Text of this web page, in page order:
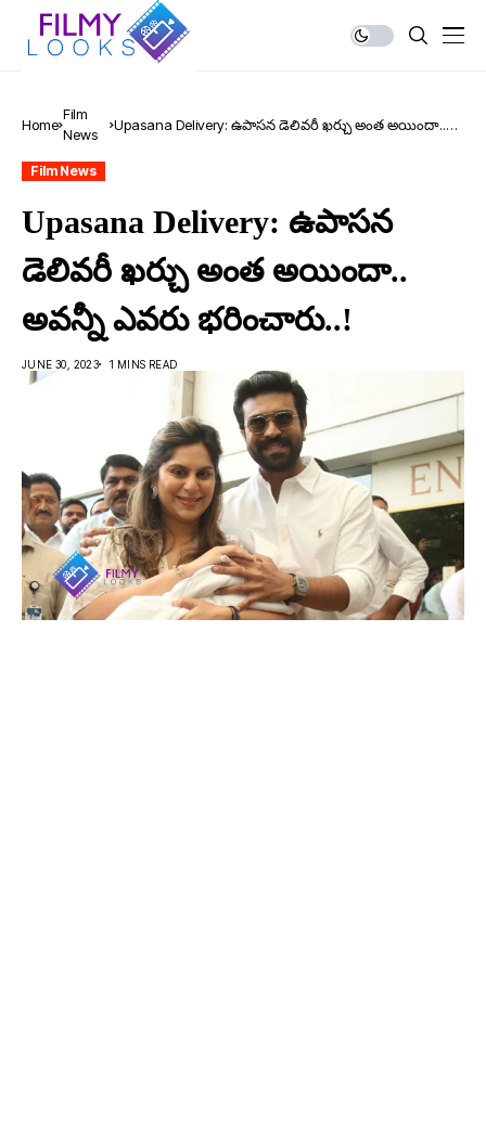
Home
Film
News
Upasana Delivery: ఉపాస‌న డెలివరీ ఖ‌ర్చు అంత అయిందా..
Film News
Upasana Delivery: ఉపాస‌న
డెలివరీ ఖ‌ర్చు అంత అయిందా..
అవ‌న్నీ ఎవ‌రు భ‌రించారు..!
JUNE 30, 2023 1 MINS READ